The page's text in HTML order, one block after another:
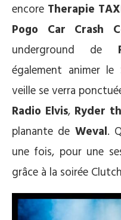
encore Therapie
Pogo Car Crash
underground de
également animer
veille se verra
Radio Elvis, Ryder
planante de Weval.
une fois, pour une
grâce à la soirée